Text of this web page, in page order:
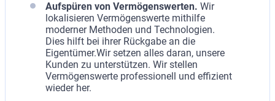
Aufspüren von Vermögenswerten. Wir
lokalisieren Vermögenswerte mithilfe
moderner Methoden und Technologien.
Dies hilft bei ihrer Rückgabe an die
Eigentümer.Wir setzen alles daran, unsere
Kunden zu unterstützen. Wir stellen
Vermögenswerte professionell und effizient
wieder her.